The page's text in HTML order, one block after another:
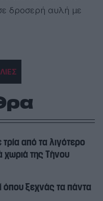
δροσερή αυλή με
από τα λιγότερο
χωριά της Τήνου
όπου ξεχνάς τα πάντα